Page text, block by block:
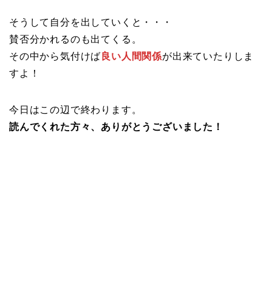
そうして自分を出していくと・・・
賛否分かれるのも出てくる。
その中から気付けば 良い人間関係が出来ていたりしま
すよ！
今日はこの辺で終わります。
読んでくれた方々、ありがとうございました！